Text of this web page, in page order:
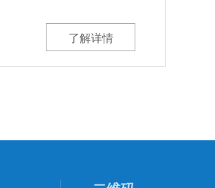
了解详情